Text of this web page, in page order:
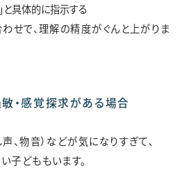
と具体的に指示する
せで、理解の精度がぐんと上がりま
・感覚探求がある場合
、物音）などが気になりすぎて、
子どももいます。